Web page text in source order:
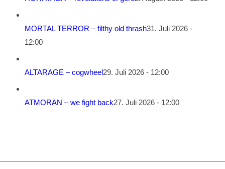
MORTAL TERROR – filthy old thrash31. Juli 2026 -
12:00
ALTARAGE – cogwheel29. Juli 2026 - 12:00
ATMORAN – we fight back27. Juli 2026 - 12:00